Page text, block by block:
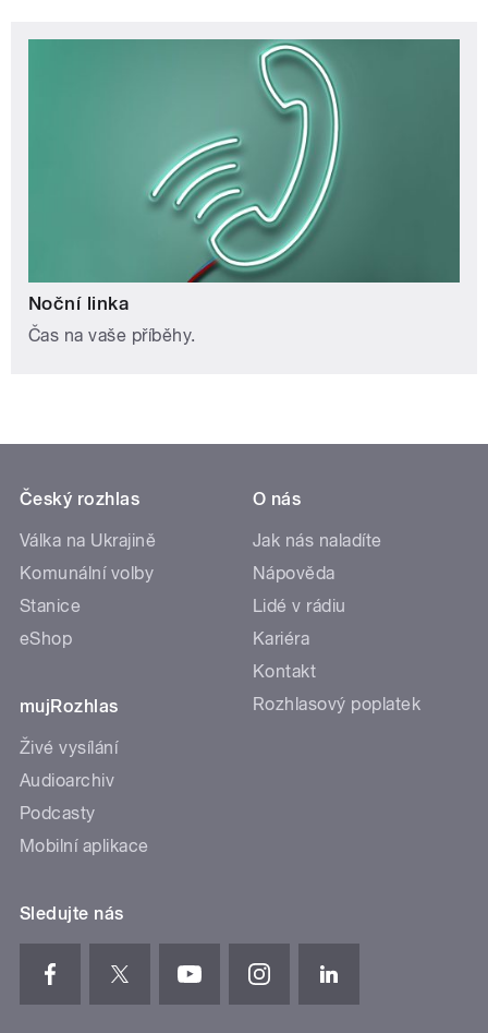
Noční linka
Čas na vaše příběhy.
Český rozhlas
Válka na Ukrajině
Komunální volby
Stanice
eShop
mujRozhlas
Živé vysílání
Audioarchiv
Podcasty
Mobilní aplikace
O nás
Jak nás naladíte
Nápověda
Lidé v rádiu
Kariéra
Kontakt
Rozhlasový poplatek
Sledujte nás